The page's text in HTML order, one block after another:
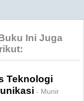
Ini Juga
Teknologi
- Munir